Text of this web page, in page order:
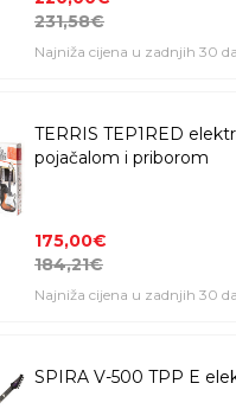
231,58€
Najniža cijena u zadnjih 30
TERRIS TEP1RED
pojačalom i priborom
175,00€
184,21€
Najniža cijena u zadnjih 30
SPIRA V-500 TPP E